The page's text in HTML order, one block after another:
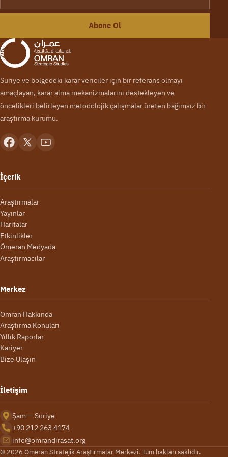
Abone Ol
Suriye ve bölgedeki karar vericiler için bir referans olmayı
amaçlayan, karar alma mekanizmalarını destekleyen ve
öncelikleri belirleyen metodolojik çalışmalar üreten bağımsız bir
araştırma kurumu.
İçerik
Araştırmalar
Yayınlar
Haritalar
Etkinlikler
Ömeran Medyada
Araştırmacılar
Merkez
Omran Hakkında
Araştırma Konuları
Yıllık Raporlar
Kariyer
Bize Ulaşın
İletişim
Şam — Suriye
+90 212 263 4174
info@omrandirasat.org
© 2026 Ömeran Stratejik Araştırmalar Merkezi. Tüm hakları saklıdır.